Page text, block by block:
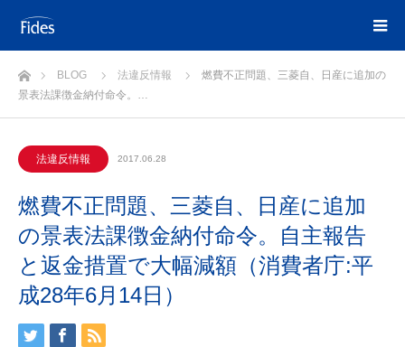
ホームBLOG 法違反情報
燃費不正問題、三菱自、日産に追加の
景表法課徴金納付命令。…
法違反情報 2017.06.28
燃費不正問題、三菱自、日産に追加
の景表法課徴金納付命令。自主報告
と返金措置で大幅減額（消費者庁:平
成28年6月14日）